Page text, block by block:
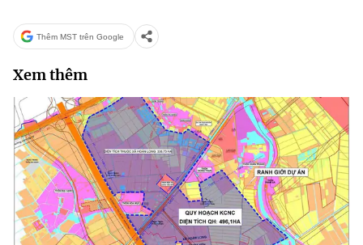
Thêm MST trên Google
Xem thêm